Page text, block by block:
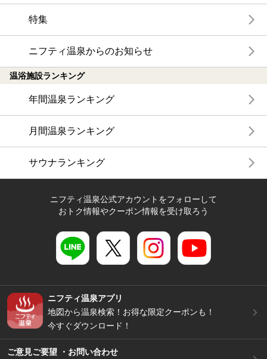
特集
ニフティ温泉からのお知らせ
温浴施設ランキング
年間温泉ランキング
月間温泉ランキング
サウナランキング
ニフティ温泉公式アカウントをフォローして
おトク情報やクーポン情報を受け取ろう
ニフティ温泉アプリ
地図から温泉検索！お得な限定クーポンも！
今すぐダウンロード！
ご意見ご要望 ・お問い合わせ